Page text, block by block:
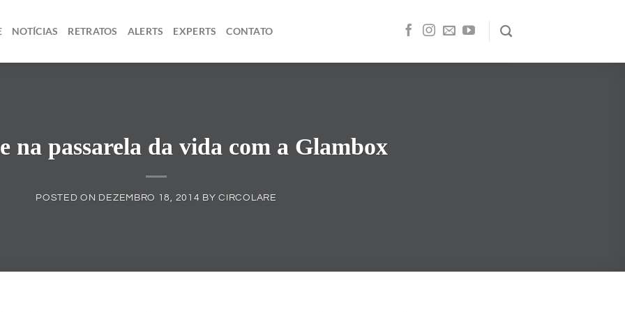
NOTÍCIAS RETRATOS ALERTS EXPERTS CONTATO
na passarela da vida com a Glambox
POSTED ON DEZEMBRO 18, 2014 BYCIRCOLARE